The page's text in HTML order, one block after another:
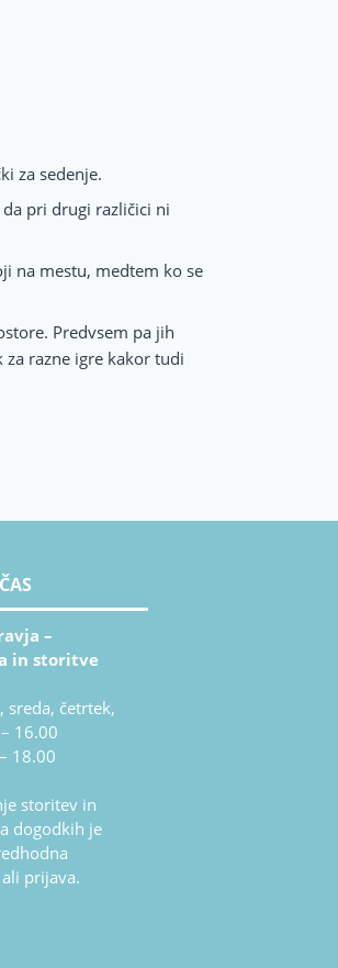
za sedenje.
pri drugi različici ni
na mestu, medtem ko se
Predvsem pa jih
razne igre kakor tudi
–
in storitve
sreda, četrtek,
16.00
18.00
storitev in
dogodkih je
prijava.